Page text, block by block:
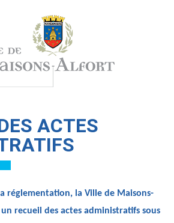
ACTES
réglementation, la Ville de Maisons-
recueil des actes administratifs sous